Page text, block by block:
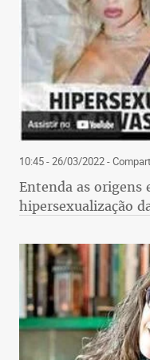
10:45 - 26/03/2022-
Entenda as origens
hipersexualização